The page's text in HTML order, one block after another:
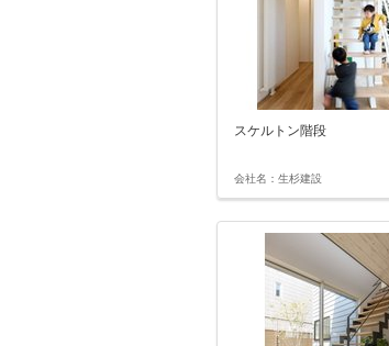
スケルトン階段
会社名：生杉建設